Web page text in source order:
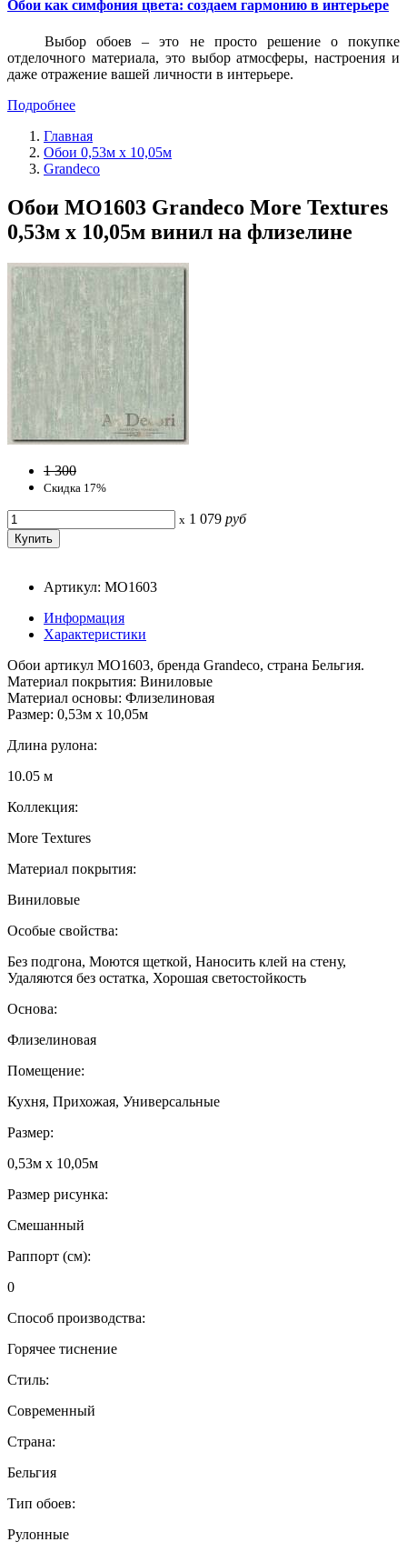
Обои как симфония цвета: создаем гармонию в интерьере
Выбор обоев – это не просто решение о покупке
отделочного материала, это выбор атмосферы, настроения и
даже отражение вашей личности в интерьере.
Подробнее
Главная
Обои 0,53м x 10,05м
Grandeco
Обои MO1603 Grandeco More Textures
0,53м x 10,05м винил на флизелине
1 300
Скидка 17%
x 1 079 руб
Артикул: MO1603
Информация
Характеристики
Обои артикул MO1603, бренда Grandeco, страна Бельгия.
Материал покрытия: Виниловые
Материал основы: Флизелиновая
Размер: 0,53м x 10,05м
Длина рулона:
10.05 м
Коллекция:
More Textures
Материал покрытия:
Виниловые
Особые свойства:
Без подгона, Моются щеткой, Наносить клей на стену,
Удаляются без остатка, Хорошая светостойкость
Основа:
Флизелиновая
Помещение:
Кухня, Прихожая, Универсальные
Размер:
0,53м x 10,05м
Размер рисунка:
Смешанный
Раппорт (см):
0
Способ производства:
Горячее тиснение
Стиль:
Современный
Страна:
Бельгия
Тип обоев:
Рулонные